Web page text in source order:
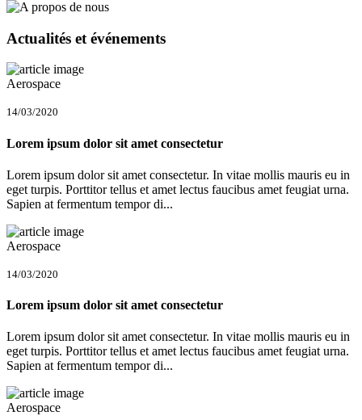
Actualités et événements
Aerospace
14/03/2020
Lorem ipsum dolor sit amet consectetur
Lorem ipsum dolor sit amet consectetur. In vitae mollis mauris eu in
eget turpis. Porttitor tellus et amet lectus faucibus amet feugiat urna.
Sapien at fermentum tempor di...
Aerospace
14/03/2020
Lorem ipsum dolor sit amet consectetur
Lorem ipsum dolor sit amet consectetur. In vitae mollis mauris eu in
eget turpis. Porttitor tellus et amet lectus faucibus amet feugiat urna.
Sapien at fermentum tempor di...
Aerospace